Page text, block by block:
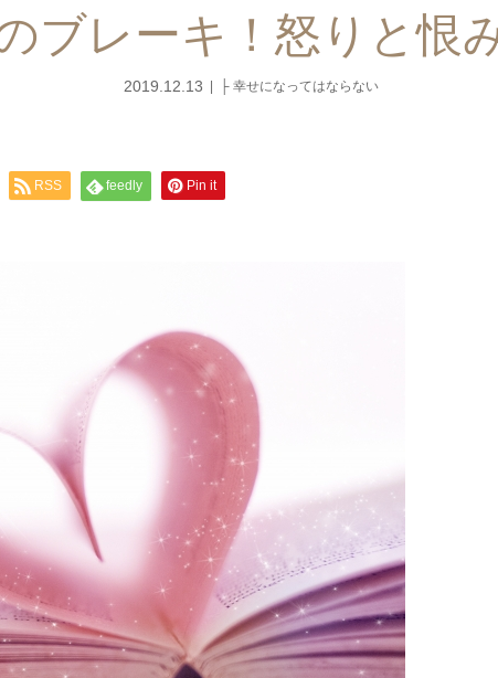
ブレーキ！怒りと恨
2019.12.13 ├ 幸せになってはならない
RSS feedly Pin it